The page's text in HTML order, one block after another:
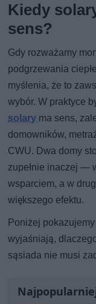
Kiedy
sens?
Gdy rozważamy
podgrzewania
myślenia, że to
wybór. W praktyce
solary ma sens,
domowników,
CWU. Dwa domy
zupełnie inaczej —
wsparciem, a w
większego efektu.
Poniżej
wyjaśniają,
sąsiada nie musi